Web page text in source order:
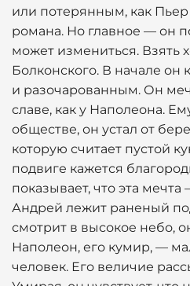
или потерянным, как Пьер
романа. Но главное — он
может измениться. Взять
Болконского. В начале он
и разочарованным. Он
славе, как у Наполеона.
обществе, он устал от
которую считает пустой
подвиге кажется
показывает, что эта
Андрей лежит раненый
смотрит в высокое небо,
Наполеон, его кумир, —
человек. Его величие